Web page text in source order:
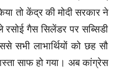
तो केंद्र की मोदी सरकार ने
गैस सिलेंडर पर सब्सिडी
सभी लाभार्थियों को छह सौ
साफ हो गया। अब कांग्रेस